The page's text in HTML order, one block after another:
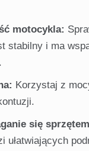
motocykla:
stabilny i ma
Korzystaj z
się
ułatwiających